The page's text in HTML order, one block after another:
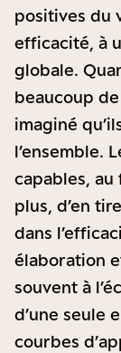
positives du
efficacité, à
globale.
beaucoup
imaginé
l’ensemble.
capables, au
plus, d’en
dans
élaboration
souvent à
d’une seule
courbes